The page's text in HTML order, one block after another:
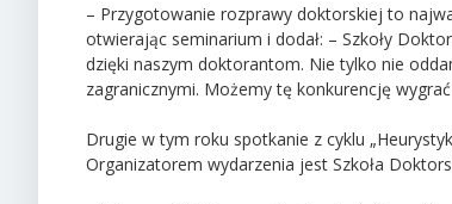
– Przygotowanie rozprawy doktorskiej to
otwierając seminarium i dodał: – Szkoły
dzięki naszym doktorantom. Nie tylko nie
zagranicznymi. Możemy tę konkurencję
Drugie w tym roku spotkanie z cyklu
Organizatorem wydarzenia jest Szkoła